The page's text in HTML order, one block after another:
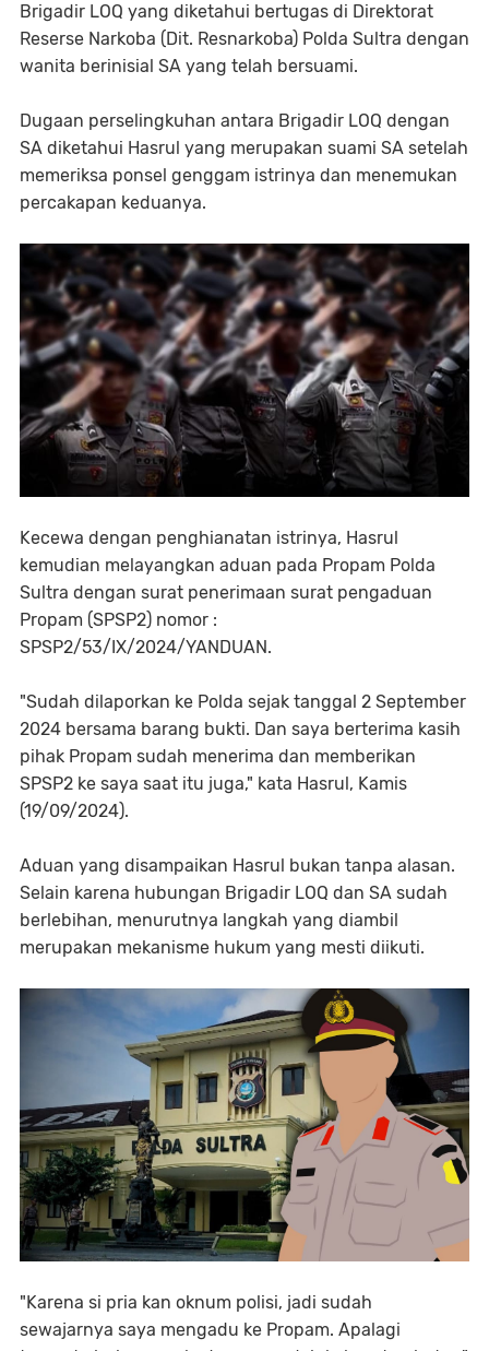
Brigadir LOQ yang diketahui bertugas di Direktorat
Reserse Narkoba (Dit. Resnarkoba) Polda Sultra dengan
wanita berinisial SA yang telah bersuami.
Dugaan perselingkuhan antara Brigadir LOQ dengan
SA diketahui Hasrul yang merupakan suami SA setelah
memeriksa ponsel genggam istrinya dan menemukan
percakapan keduanya.
Kecewa dengan penghianatan istrinya, Hasrul
kemudian melayangkan aduan pada Propam Polda
Sultra dengan surat penerimaan surat pengaduan
Propam (SPSP2) nomor :
SPSP2/53/IX/2024/YANDUAN.
"Sudah dilaporkan ke Polda sejak tanggal 2 September
2024 bersama barang bukti. Dan saya berterima kasih
pihak Propam sudah menerima dan memberikan
SPSP2 ke saya saat itu juga," kata Hasrul, Kamis
(19/09/2024).
Aduan yang disampaikan Hasrul bukan tanpa alasan.
Selain karena hubungan Brigadir LOQ dan SA sudah
berlebihan, menurutnya langkah yang diambil
merupakan mekanisme hukum yang mesti diikuti.
"Karena si pria kan oknum polisi, jadi sudah
sewajarnya saya mengadu ke Propam. Apalagi